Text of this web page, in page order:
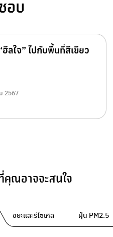
อบ
ลใจ” ไปกับพื้นที่สีเขียว
2567
คุณอาจจะสนใจ
ขยะและรีไซเคิล ฝุ่น PM2.5